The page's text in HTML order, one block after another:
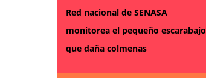
Red nacional de SENASA
monitorea el pequeño escarabajo
que daña colmenas